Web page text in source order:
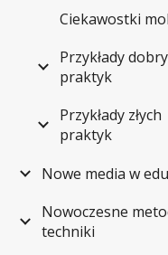
Ciekawostki
Przykłady
praktyk
Przykłady złych
praktyk
Nowe media w
Nowoczesne
techniki